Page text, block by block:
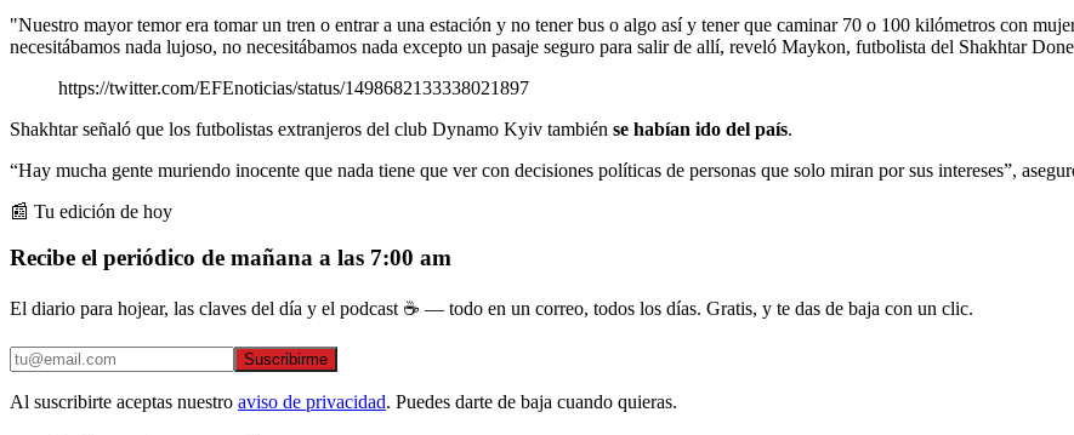
"Nuestro mayor temor era tomar un tren o entrar a una estación y no tener bus o algo así y tener que caminar 70 o 100 kilómetros con
necesitábamos nada lujoso, no necesitábamos nada excepto un pasaje seguro para salir de allí, reveló Maykon, futbolista del Shakhtar
https://twitter.com/EFEnoticias/status/1498682133338021897
Shakhtar señaló que los futbolistas extranjeros del club Dynamo Kyiv también se habían ido del país.
“Hay mucha gente muriendo inocente que nada tiene que ver con decisiones políticas de personas que solo miran por sus intereses”,
📰 Tu edición de hoy
Recibe el periódico de mañana a las 7:00 am
El diario para hojear, las claves del día y el podcast ☕ — todo en un correo, todos los días. Gratis, y te das de baja con un clic.
Suscribirme
Al suscribirte aceptas nuestro aviso de privacidad. Puedes darte de baja cuando quieras.